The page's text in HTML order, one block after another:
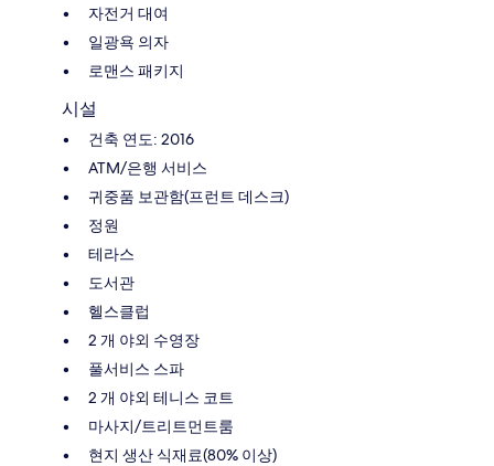
자전거 대여
일광욕 의자
로맨스 패키지
시설
건축 연도: 2016
ATM/은행 서비스
귀중품 보관함(프런트 데스크)
정원
테라스
도서관
헬스클럽
2 개 야외 수영장
풀서비스 스파
2 개 야외 테니스 코트
마사지/트리트먼트룸
현지 생산 식재료(80% 이상)